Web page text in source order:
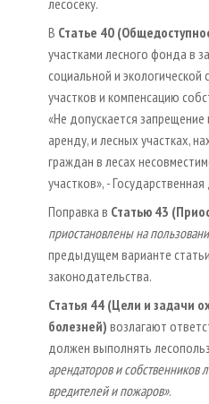
В Статье 40
участками лесного фонда в
социальной и
участков и компенсацию
«Не допускается
аренду, и лесных участках,
граждан в лесах
участков», -
Поправка в Статью 43
приостановлены на
предыдущем варианте
законодательства.
Статья 44 (Цели и задачи
болезней) возлагают
должен выполнять
арендаторов и
вредителей и пожаров».